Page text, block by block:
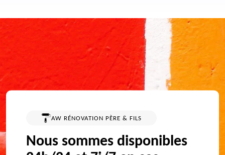
AW RÉNOVATION PÈRE & FILS
Nous sommes disponibles